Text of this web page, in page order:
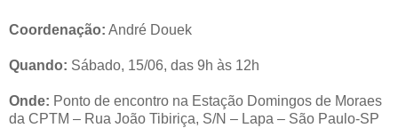
Coordenação: André Douek
Quando: Sábado, 15/06, das 9h às 12h
Onde: Ponto de encontro na Estação Domingos de Moraes
da CPTM – Rua João Tibiriça, S/N – Lapa – São Paulo-SP